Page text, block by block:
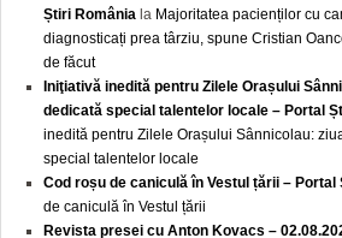
Știri România la Majoritatea pacienților cu
diagnosticați prea târziu, spune Cristian
de făcut
Iniţiativă inedită pentru Zilele Orașului
dedicată special talentelor locale – Portal
inedită pentru Zilele Orașului Sânnicolau:
special talentelor locale
Cod roșu de caniculă în Vestul țării – Portal
de caniculă în Vestul țării
Revista presei cu Anton Kovacs –